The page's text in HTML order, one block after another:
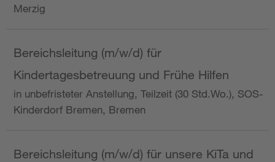
Merzig
Bereichsleitung (m/w/d) für
Kindertagesbetreuung und Frühe Hilfen
in unbefristeter Anstellung, Teilzeit (30 Std.Wo.), SOS-
Kinderdorf Bremen, Bremen
Bereichsleitung (m/w/d) für unsere KiTa und